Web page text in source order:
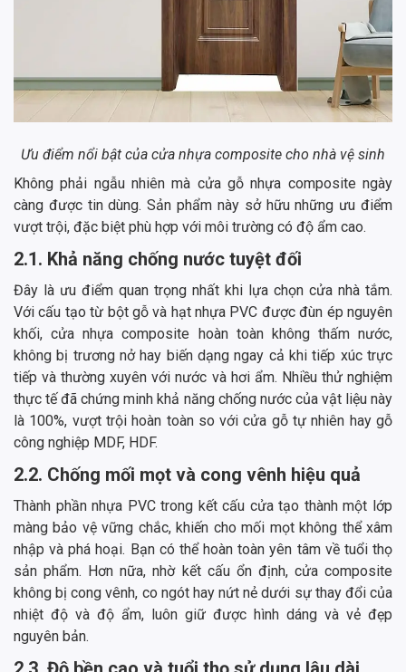
Ưu điểm nổi bật của cửa nhựa composite cho nhà vệ sinh
Không phải ngẫu nhiên mà cửa gỗ nhựa composite ngày
càng được tin dùng. Sản phẩm này sở hữu những ưu điểm
vượt trội, đặc biệt phù hợp với môi trường có độ ẩm cao.
2.1. Khả năng chống nước tuyệt đối
Đây là ưu điểm quan trọng nhất khi lựa chọn cửa nhà tắm.
Với cấu tạo từ bột gỗ và hạt nhựa PVC được đùn ép nguyên
khối, cửa nhựa composite hoàn toàn không thấm nước,
không bị trương nở hay biến dạng ngay cả khi tiếp xúc trực
tiếp và thường xuyên với nước và hơi ẩm. Nhiều thử nghiệm
thực tế đã chứng minh khả năng chống nước của vật liệu này
là 100%, vượt trội hoàn toàn so với cửa gỗ tự nhiên hay gỗ
công nghiệp MDF, HDF.
2.2. Chống mối mọt và cong vênh hiệu quả
Thành phần nhựa PVC trong kết cấu cửa tạo thành một lớp
màng bảo vệ vững chắc, khiến cho mối mọt không thể xâm
nhập và phá hoại. Bạn có thể hoàn toàn yên tâm về tuổi thọ
sản phẩm. Hơn nữa, nhờ kết cấu ổn định, cửa composite
không bị cong vênh, co ngót hay nứt nẻ dưới sự thay đổi của
nhiệt độ và độ ẩm, luôn giữ được hình dáng và vẻ đẹp
nguyên bản.